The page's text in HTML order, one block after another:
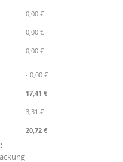
0,00 €
0,00 €
0,00 €
- 0,00 €
17,41 €
3,31 €
20,72€